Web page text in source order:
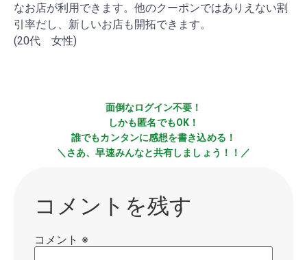
なお店が利用できます。他のクーポンではありえない割
引率だし、新しいお店も開拓できます。
(20代 女性)
面倒なログイン不要！
しかも匿名でもOK！
誰でもカンタンに感想を書き込める！
＼さあ、早速みんなと共有しましょう！！／
コメントを残す
コメント ※